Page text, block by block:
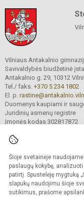
Šioje svetainėje
paslaugų kokybę,
patirtį. Spustelėję mygtuką
slapukų naudojimu šioje
sutikimus, prašome
Vilniaus Antakalnio
Savivaldybės biudžetinė
Antakalnio g. 29, 10312
Tel./ faks. +370 5 234 1802
El. p.
Duomenys kaupiami ir
Juridinių asmenų registre
Įmonės kodas 302817872
© 2026. Vilniaus
Kopijuoti turinį be
Versija